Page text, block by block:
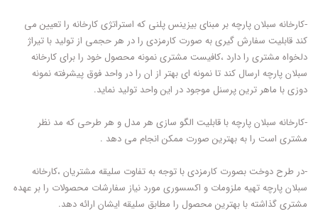
-کارخانه سبلان پارچه بر مبنای بیزینس پلنی که استراتژی کارخانه را تعیین می
کند قابلیت سفارش گیری به صورت کارمزدی را در هر حجمی از تولید با تیراژ
دلخواه مشتری را دارد ،کافیست مشتری نمونه محصول خود را برای کارخانه
سبلان پارچه ارسال کند تا نمونه ای بهتر از ان را در واحد فوق پیشرفته نمونه
دوزی با ماهر ترین پرسنل موجود در این واحد تولید نماید.
-کارخانه سبلان پارچه با قابلیت الگو سازی هر مدل و هر طرحی که مد نظر
مشتری است را به بهترین صورت ممکن انجام می دهد .
-در طرح دوخت بصورت کارمزدی با توجه به تفاوت سلیقه مشتریان ،کارخانه
سبلان پارچه تهیه ملزومات و اکسسوری مورد نیاز سفارشات محصولات را بر عهده
مشتری گذاشته با بهترین محصول را مطابق سلیقه ایشان ارائه دهد.